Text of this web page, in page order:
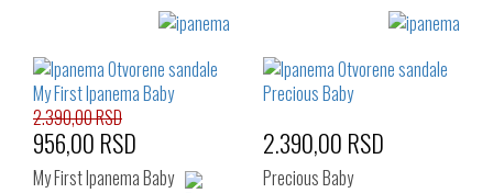
Izaberi željeni broj: Izaberi željeni broj:
2.390,00 RSD
956,00 RSD
My First Ipanema Baby
2.390,00 RSD
Precious Baby